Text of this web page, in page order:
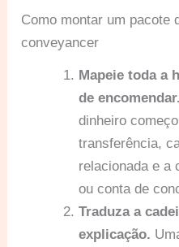
Como montar um pacote
conveyancer
Mapeie toda a
de encomendar.
dinheiro
transferência,
relacionada e a
ou conta de
Traduza a
explicação.